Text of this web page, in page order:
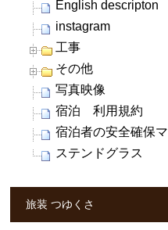
English descripton
instagram
工事
その他
写真映像
宿泊 利用規約
宿泊者の安全確保
ステンドグラス
旅装 つゆくさ